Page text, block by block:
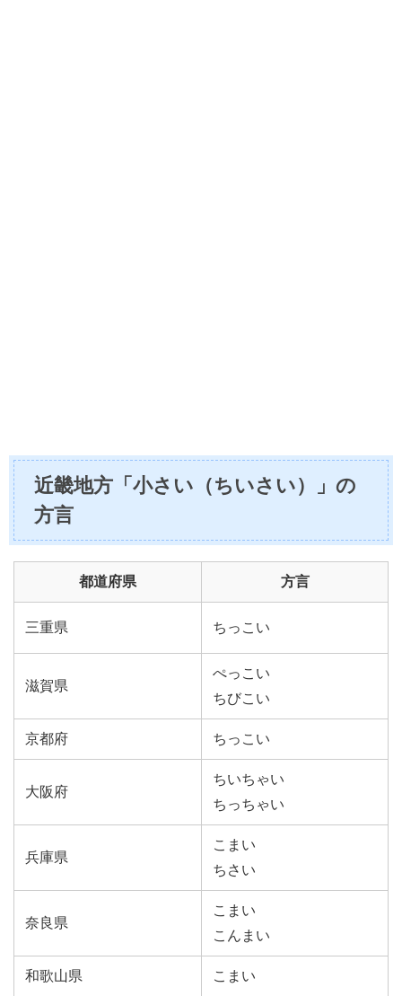
近畿地方「小さい（ちいさい）」の
方言
都道府県 方言
三重県 ちっこい
滋賀県
ぺっこい
ちびこい
京都府 ちっこい
大阪府
ちいちゃい
ちっちゃい
兵庫県
こまい
ちさい
奈良県
こまい
こんまい
和歌山県 こまい